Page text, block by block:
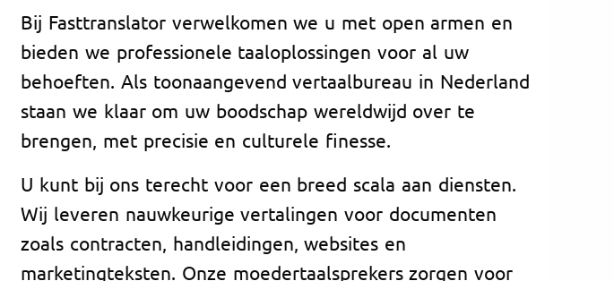
Bij Fasttranslator verwelkomen we u met open armen en
bieden we professionele taaloplossingen voor al uw
behoeften. Als toonaangevend vertaalbureau in Nederland
staan we klaar om uw boodschap wereldwijd over te
brengen, met precisie en culturele finesse.
U kunt bij ons terecht voor een breed scala aan diensten.
Wij leveren nauwkeurige vertalingen voor documenten
zoals contracten, handleidingen, websites en
marketingteksten. Onze moedertaalsprekers zorgen voor